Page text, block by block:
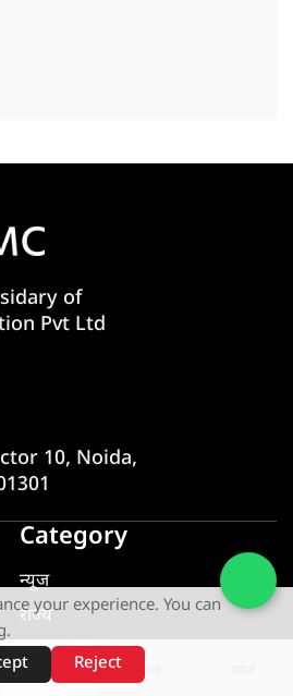
of
Pvt Ltd
10, Noida,
Category
न्यूज
राज्य
एक्सक्लूसिव
यूटीलिटी
your experience. You can
Reject